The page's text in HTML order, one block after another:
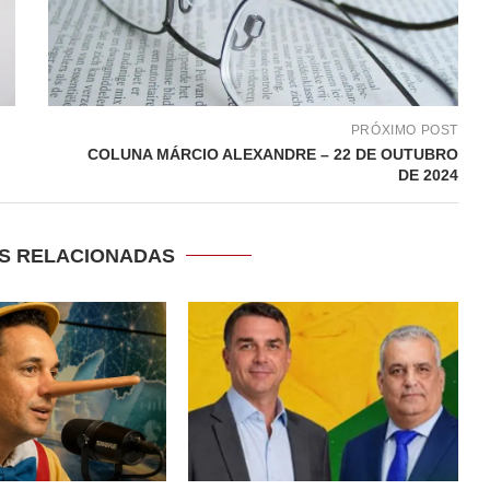
PRÓXIMO POST
COLUNA MÁRCIO ALEXANDRE – 22 DE OUTUBRO
DE 2024
RELACIONADAS